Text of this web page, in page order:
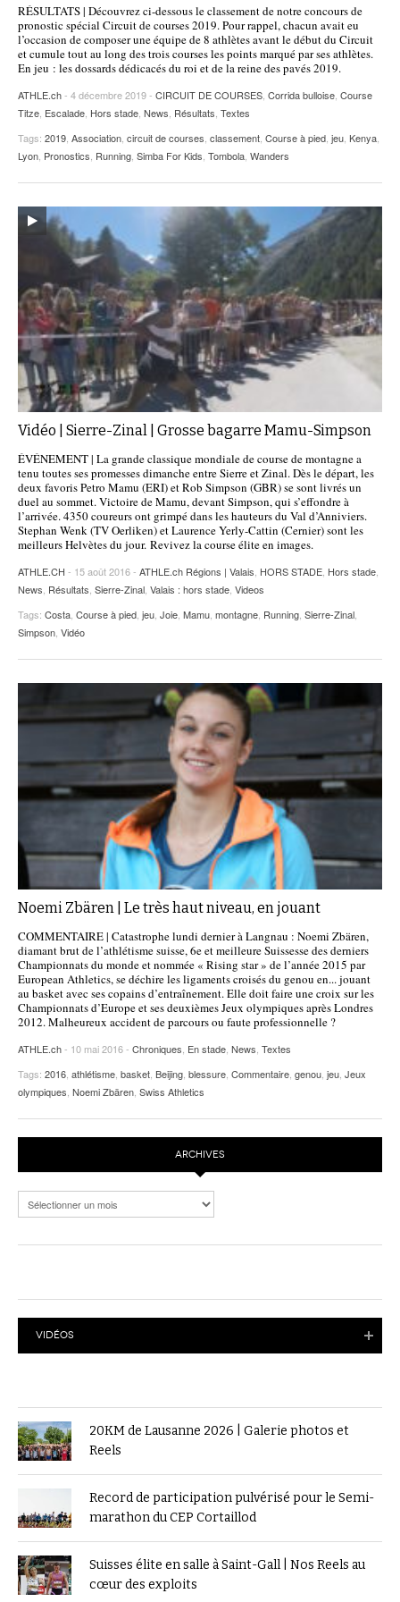
POURQUOI ATHLE.CH ?
ATHLE.CH RÉGIONS | VAUD
HIGHLIGHTS
LIVRES
RÉSULTATS | Découvrez ci-dessous le classement de notre concours de
pronostic spécial Circuit de courses 2019. Pour rappel, chacun avait eu
l’occasion de composer une équipe de 8 athlètes avant le début du Circuit
et cumule tout au long des trois courses les points marqué par ses athlètes.
En jeu : les dossards dédicacés du roi et de la reine des pavés 2019.
ATHLE.ch- 4 décembre 2019 - CIRCUIT DE COURSES Corrida bulloise Course
Titze Escalade Hors stade News Résultats Textes
Tags: 2019 Association circuit de courses classement Course à pied jeu Kenya
Lyon Pronostics Running Simba For Kids Tombola Wanders
Vidéo | Sierre-Zinal | Grosse bagarre Mamu-Simpson
ÉVÉNEMENT | La grande classique mondiale de course de montagne a
tenu toutes ses promesses dimanche entre Sierre et Zinal. Dès le départ, les
deux favoris Petro Mamu (ERI) et Rob Simpson (GBR) se sont livrés un
duel au sommet. Victoire de Mamu, devant Simpson, qui s’effondre à
l’arrivée. 4350 coureurs ont grimpé dans les hauteurs du Val d’Anniviers.
Stephan Wenk (TV Oerliken) et Laurence Yerly-Cattin (Cernier) sont les
meilleurs Helvètes du jour. Revivez la course élite en images.
ATHLE.CH - 15 août 2016 - ATHLE.ch Régions | Valais HORS STADE Hors stade
News Résultats Sierre-Zinal Valais : hors stade Videos
Tags: Costa Course à pied jeu Joie Mamu montagne Running Sierre-Zinal
Simpson Vidéo
Noemi Zbären | Le très haut niveau, en jouant
COMMENTAIRE | Catastrophe lundi dernier à Langnau : Noemi Zbären,
diamant brut de l’athlétisme suisse, 6e et meilleure Suissesse des derniers
Championnats du monde et nommée « Rising star » de l’année 2015 par
European Athletics, se déchire les ligaments croisés du genou en... jouant
au basket avec ses copains d’entraînement. Elle doit faire une croix sur les
Championnats d’Europe et ses deuxièmes Jeux olympiques après Londres
2012. Malheureux accident de parcours ou faute professionnelle ?
ATHLE.ch- 10 mai 2016 - Chroniques En stade News Textes
Tags: 2016 athlétisme basket Beijing blessure Commentaire genou jeu Jeux
olympiques Noemi Zbären Swiss Athletics
ARCHIVES
Archives
VIDÉOS
20KM de Lausanne 2026 | Galerie photos et
Reels
Record de participation pulvérisé pour le Semi-
marathon du CEP Cortaillod
Suisses élite en salle à Saint-Gall | Nos Reels au
cœur des exploits